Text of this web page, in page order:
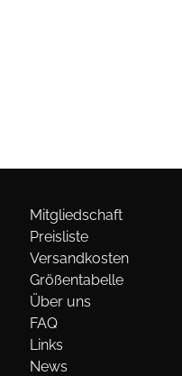
Mitgliedschaft
Preisliste
Versandkosten
Größentabelle
Über uns
FAQ
Links
News